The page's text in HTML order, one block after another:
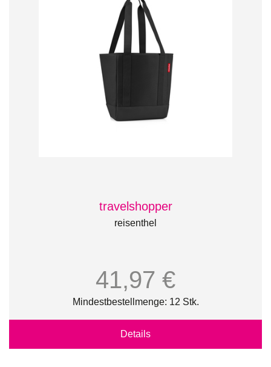
travelshopper
reisenthel
41,97 €
Mindestbestellmenge: 12 Stk.
Details